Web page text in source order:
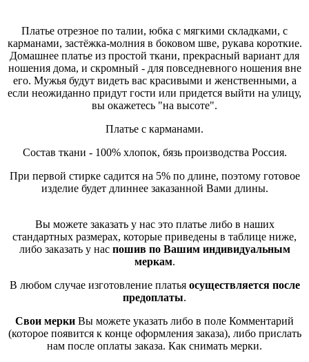
Платье отрезное по талии, юбка с мягкими складками, с
карманами, застёжка-молния в боковом шве, рукава короткие.
Домашнее платье из простой ткани, прекрасный вариант для
ношения дома, и скромный - для повседневного ношения вне
его. Мужья будут видеть вас красивыми и женственными, а
если неожиданно придут гости или придется выйти на улицу,
вы окажетесь "на высоте".
Платье с карманами.
Состав ткани - 100% хлопок, бязь производства Россия.
При первой стирке садится на 5% по длине, поэтому готовое
изделие будет длиннее заказанной Вами длины.
Вы можете заказать у нас это платье либо в наших
стандартных размерах, которые приведены в таблице ниже,
либо заказать у нас пошив по Вашим индивидуальным
меркам.
В любом случае изготовление платья осуществляется после
предоплаты.
Свои мерки Вы можете указать либо в поле Комментарий
(которое появится к конце оформления заказа), либо прислать
нам после оплаты заказа. Как снимать мерки.